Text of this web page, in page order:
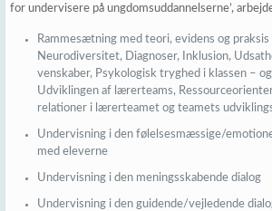
for undervisere på ungdomsuddannelserne’,
Rammesætning med teori, evidens og
Neurodiversitet, Diagnoser, Inklusion,
venskaber, Psykologisk tryghed i klassen –
Udviklingen af lærerteams,
relationer i lærerteamet og teamets
Undervisning i den følelsesmæssige/
med eleverne
Undervisning i den meningsskabende dialog
Undervisning i den guidende/vejledende